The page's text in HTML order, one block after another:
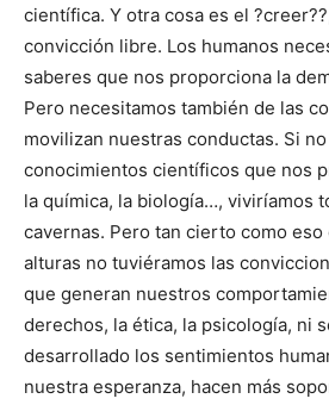
científica. Y otra cosa es el
convicción libre. Los humanos
saberes que nos proporciona la
Pero necesitamos también de las
movilizan nuestras conductas. Si
conocimientos científicos que nos
la química, la biología…, viviríamos
cavernas. Pero tan cierto como eso
alturas no tuviéramos las
que generan nuestros
derechos, la ética, la psicología, ni
desarrollado los sentimientos
nuestra esperanza, hacen más